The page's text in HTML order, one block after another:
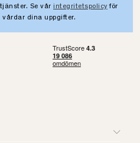
Se vår integritetspolicy för
dina uppgifter.